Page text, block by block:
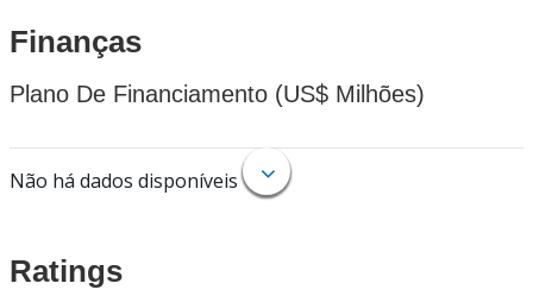
Finanças
Plano De Financiamento (US$ Milhões)
Não há dados disponíveis
Ratings